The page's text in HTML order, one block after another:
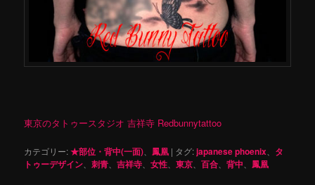
東京のタトゥースタジオ 吉祥寺 Redbunnytattoo
カテゴリー:★部位・背中(一面) 鳳凰 | タグ:japanese phoenix
タ
トゥーデザイン 、刺青 、吉祥寺 、女性 、東京 、百合 、背中 鳳凰